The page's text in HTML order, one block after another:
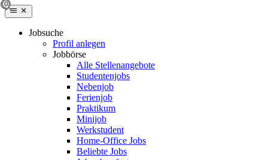
Jobsuche
Profil anlegen
Jobbörse
Alle Stellenangebote
Studentenjobs
Nebenjob
Ferienjob
Praktikum
Minijob
Werkstudent
Home-Office Jobs
Beliebte Jobs